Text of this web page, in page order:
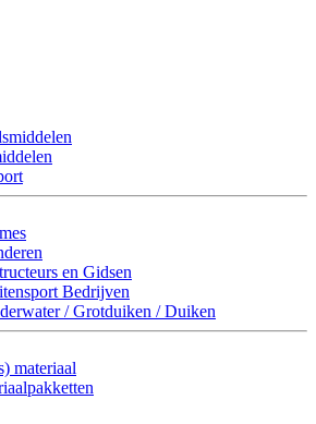
en Gidsen
Bedrijven
/ Grotduiken / Duiken
materiaal